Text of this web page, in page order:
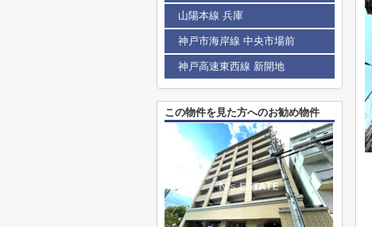
山陽本線 兵庫
神戸市海岸線 中央市場前
神戸高速東西線 新開地
この物件を見た方へのお勧め物件